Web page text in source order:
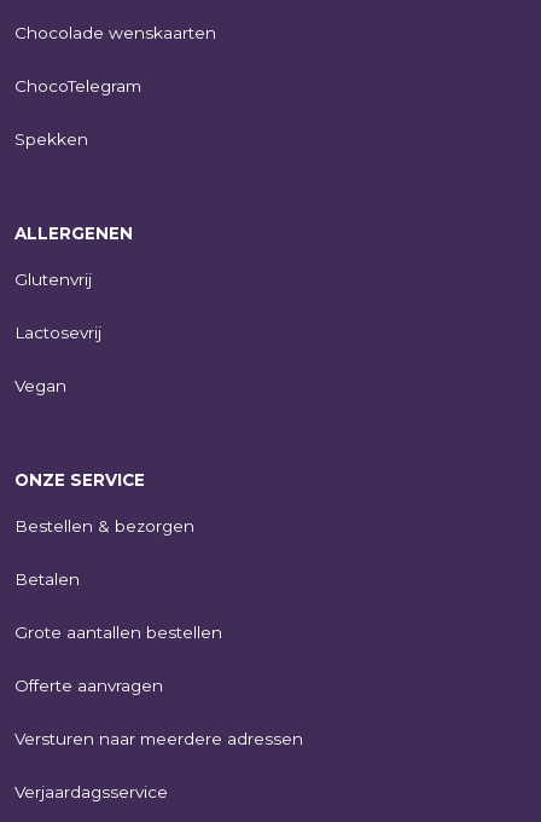
Chocolade wenskaarten
ChocoTelegram
Spekken
ALLERGENEN
Glutenvrij
Lactosevrij
Vegan
ONZE SERVICE
Bestellen & bezorgen
Betalen
Grote aantallen bestellen
Offerte aanvragen
Versturen naar meerdere adressen
Verjaardagsservice